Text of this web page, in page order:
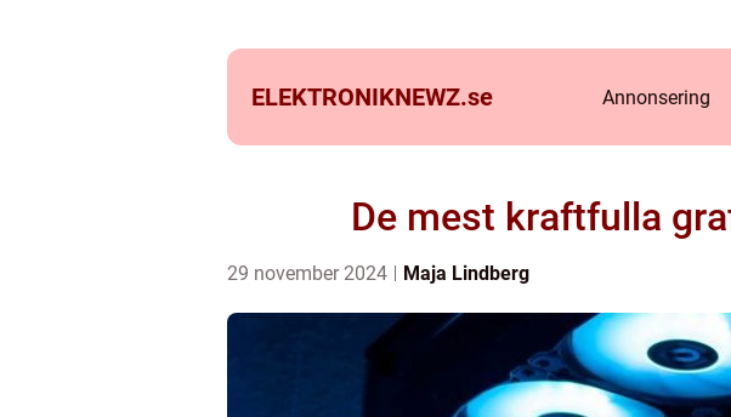
ELEKTRONIKNEWZ.se Annonsering
De mest kraftfulla
29 november 2024 Maja Lindberg